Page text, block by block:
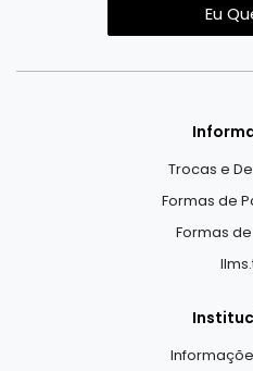
Eu
Trocas e
Formas de
Formas